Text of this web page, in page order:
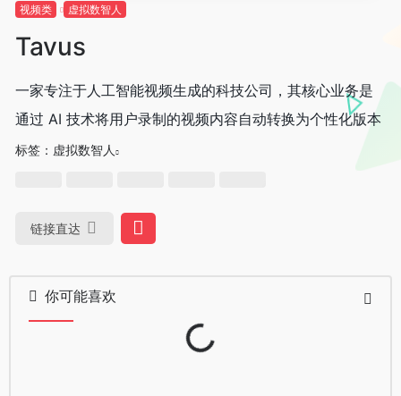
视频类 虚拟数智人
Tavus
一家专注于人工智能视频生成的科技公司，其核心业务是
通过 AI 技术将用户录制的视频内容自动转换为个性化版本
标签： 虚拟数智人
链接直达
你可能喜欢
Loading...